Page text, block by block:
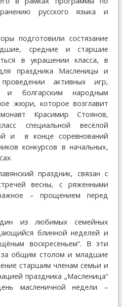
русского языка и
подготовили состязание
средние и старшие
в украшении класса, в
праздника Масленицы и
активных игр,
и болгарским народным
жюри, которое возглавит
Красимир Стоянов,
специальной весёлой
и в конце соревнований
конкурсов в начальных,
праздник, связан с
весны, с ряженными
– прощением перед
из любимых семейных
блинной неделей и
воскресеньем“. В эти
общим столом и младшие
старшим членам семьи и
праздника „Масленица“
масленичной недели –